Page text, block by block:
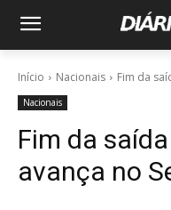
Início Nacionais Fim da
Nacionais
Fim da
avança no